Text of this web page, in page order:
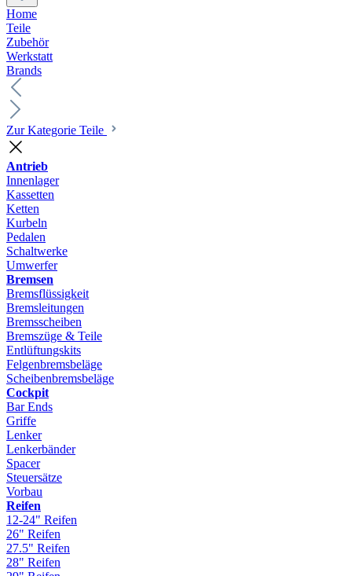
Home
Teile
Zubehör
Werkstatt
Brands
Zur Kategorie Teile
Antrieb
Innenlager
Kassetten
Ketten
Kurbeln
Pedalen
Schaltwerke
Umwerfer
Bremsen
Bremsflüssigkeit
Bremsleitungen
Bremsscheiben
Bremszüge & Teile
Entlüftungskits
Felgenbremsbeläge
Scheibenbremsbeläge
Cockpit
Bar Ends
Griffe
Lenker
Lenkerbänder
Spacer
Steuersätze
Vorbau
Reifen
12-24" Reifen
26" Reifen
27.5" Reifen
28" Reifen